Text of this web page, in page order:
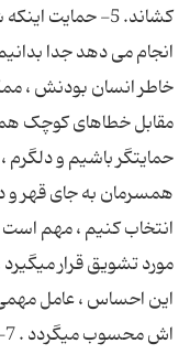
کشاند. 5- حمایت
انجام می دهد جدا
خاطر انسان بودنش ،
مقابل خطاهای کوچک
حمایتگر باشیم و
همسرمان به جای قهر و
مورد تشویق قرار
این احساس ، عامل مهمی